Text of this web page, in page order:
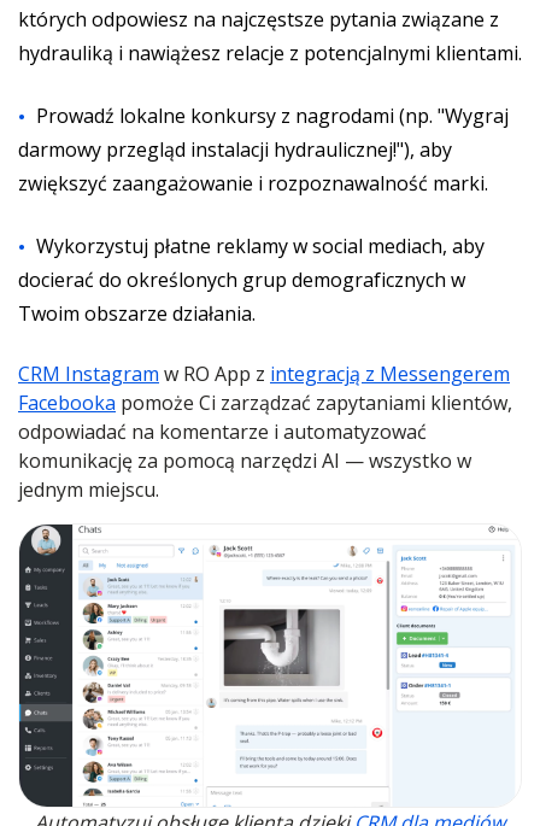
których odpowiesz na najczęstsze pytania związane z
hydrauliką i nawiążesz relacje z potencjalnymi klientami.
Prowadź lokalne konkursy z nagrodami (np. "Wygraj
darmowy przegląd instalacji hydraulicznej!"), aby
zwiększyć zaangażowanie i rozpoznawalność marki.
Wykorzystuj płatne reklamy w social mediach, aby
docierać do określonych grup demograficznych w
Twoim obszarze działania.
CRM Instagram w RO App z integracją z Messengerem
Facebooka pomoże Ci zarządzać zapytaniami klientów,
odpowiadać na komentarze i automatyzować
komunikację za pomocą narzędzi AI — wszystko w
jednym miejscu.